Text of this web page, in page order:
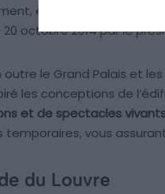
est un exemple brillant
20 octobre 2014 par le
le Grand Palais et
les conceptions de
et de spectacles
temporaires, vous
du Louvre